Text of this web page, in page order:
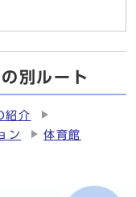
別ルート
紹介
ン 体育館